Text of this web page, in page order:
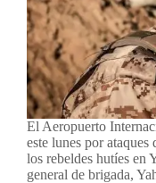
El Aeropuerto
este lunes por
los rebeldes hutíes en
general de brigada,